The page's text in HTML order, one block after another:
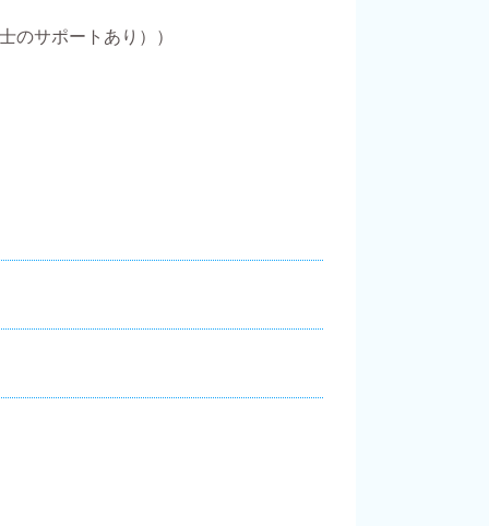
のサポートあり））